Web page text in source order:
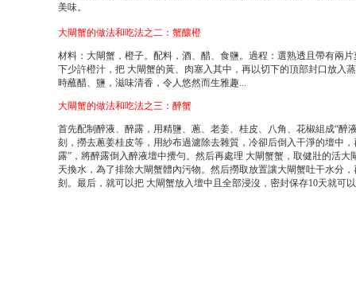
美味。
大閘蟹的做法和吃法之二：蟹釀橙
材料：大閘蟹，橙子。配料，酒、醋、食鹽。過程：選熟透且帶有兩
下少許橙汁，把 大閘蟹的黃、肉塞入其中，再以切下的頂部封口放入
時蘸醋、鹽，滋味清香，令人悠然而生雅趣...
大閘蟹的做法和吃法之三：醉蟹
首先配制醉液、醉露，用精鹽、蔥、老姜、桂皮、八角、花椒組成“醉
刻，撈去蔥姜桂皮等，用紗布過濾除去雜質，冷卻后倒入干淨的壇中
露”，將醉露倒入醉液壇中攪勻。然后再處理 大閘蟹蟹，取健壯的活大
天換水，為了排除大閘蟹體內污物。然后撈取放置讓大閘蟹吐干水分
刻。最后，就可以把 大閘蟹放入壇中且全部浸沒，密封保存10天就可